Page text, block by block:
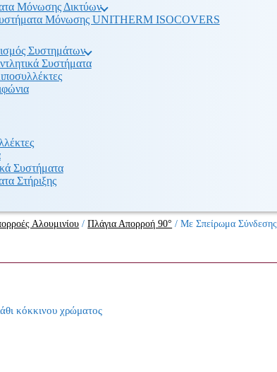
Μόνωσης Δικτύων
Μόνωσης UNITHERM ISOCOVERS
Συστημάτων
Συστήματα
Συστήματα
Στήριξης
Αλουμινίου /Πλάγια Απορροή 90° /Με Σπείρωμα Σύνδεσης
κόκκινου χρώματος